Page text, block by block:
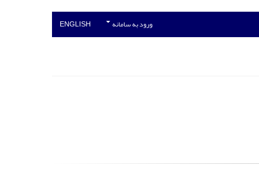
ورود به سامانه ENGLISH